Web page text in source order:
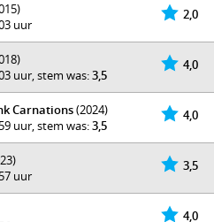
2,0
uur
4,0
uur, stem was:3,5
4,0
Carnations(2024)
uur, stem was:3,5
3,5
uur
4,0